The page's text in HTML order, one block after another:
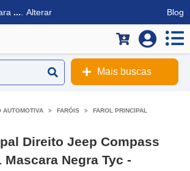
... Alterar Blog
Mais buscas
AUTOMOTIVA FARÓIS FAROL PRINCIPAL
Direito Jeep Compass
Mascara Negra Tyc -